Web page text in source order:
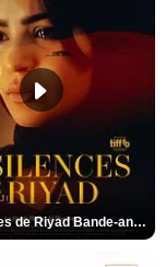
Les Silences de Riyad Bande-annonce VO STFR